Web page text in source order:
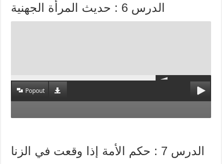
الدرس 6 : حديث المرأة الجهنية
Popout
الدرس 7 : حكم الأمة إذا وقعت في الزنا